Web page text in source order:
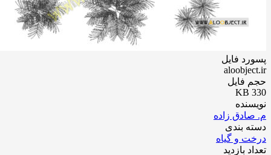
فایل
فایل
زاده
بندی
و گیاه
بازدید